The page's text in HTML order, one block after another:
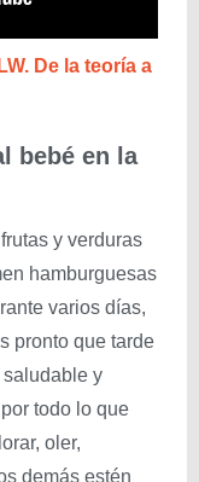
De la teoría a
bebé en la
y verduras
hamburguesas
varios días,
pronto que tarde
saludable y
todo lo que
oler,
demás estén